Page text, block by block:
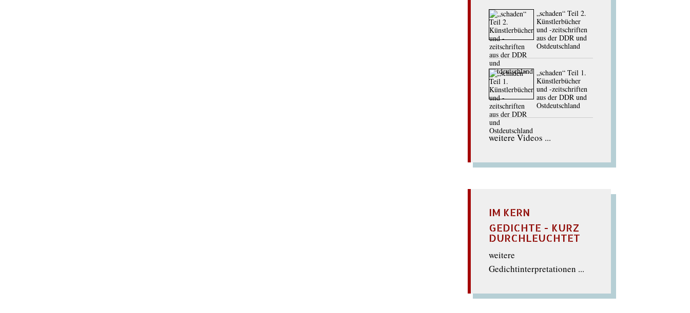
„schaden“ Teil 2.
Künstlerbücher
und -zeitschriften
aus der DDR und
Ostdeutschland
„schaden“ Teil 1.
Künstlerbücher
und -zeitschriften
aus der DDR und
Ostdeutschland
weitere Videos ...
IM KERN
GEDICHTE - KURZ
DURCHLEUCHTET
weitere
Gedichtinterpretationen ...